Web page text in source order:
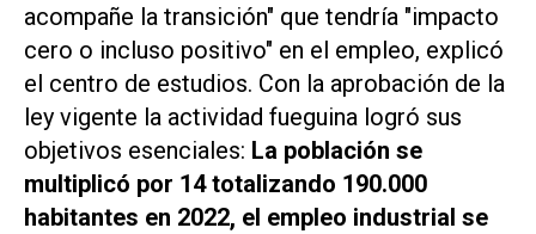
acompañe la transición" que tendría "impacto
cero o incluso positivo" en el empleo, explicó
el centro de estudios. Con la aprobación de la
ley vigente la actividad fueguina logró sus
objetivos esenciales: La población se
multiplicó por 14 totalizando 190.000
habitantes en 2022, el empleo industrial se